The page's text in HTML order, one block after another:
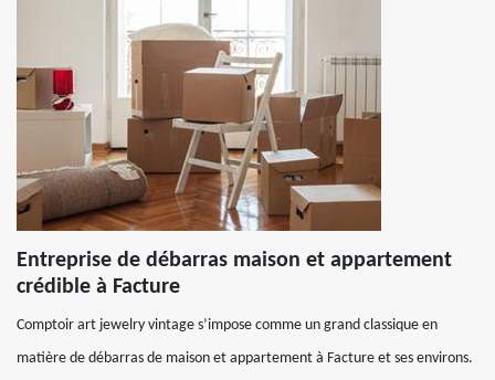
Entreprise de débarras maison et appartement
crédible à Facture
Comptoir art jewelry vintage s’impose comme un grand classique en
matière de débarras de maison et appartement à Facture et ses environs.